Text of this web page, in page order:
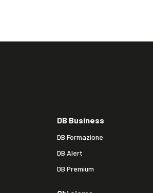
DB Business
DB Formazione
DB Alert
DB Premium